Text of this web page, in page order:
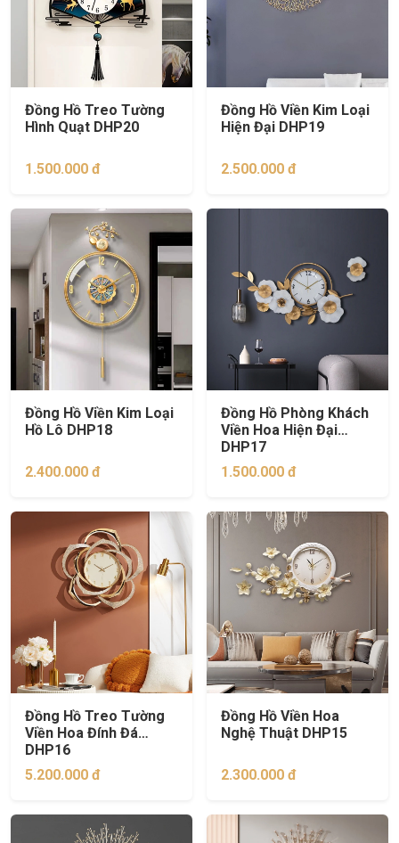
Đồng Hồ Treo Tường
Hình Quạt DHP20
1.500.000 đ
Đồng Hồ Viền Kim Loại
Hiện Đại DHP19
2.500.000 đ
Đồng Hồ Viền Kim Loại
Hồ Lô DHP18
2.400.000 đ
Đồng Hồ Phòng Khách
Viền Hoa Hiện Đại
DHP17
1.500.000 đ
Đồng Hồ Treo Tường
Viền Hoa Đính Đá
DHP16
5.200.000 đ
Đồng Hồ Viền Hoa
Nghệ Thuật DHP15
2.300.000 đ